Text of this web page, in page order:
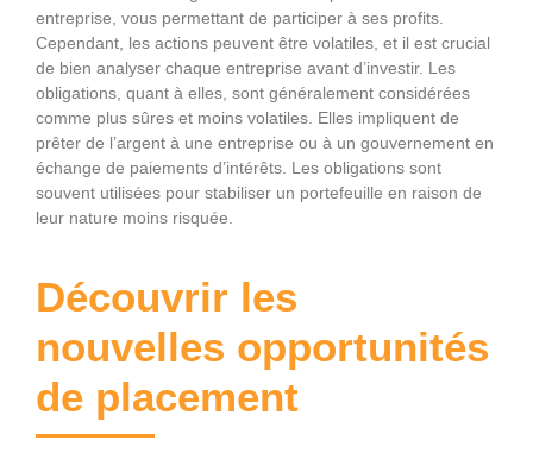
entreprise, vous permettant de participer à ses profits.
Cependant, les actions peuvent être volatiles, et il est crucial
de bien analyser chaque entreprise avant d’investir. Les
obligations, quant à elles, sont généralement considérées
comme plus sûres et moins volatiles. Elles impliquent de
prêter de l’argent à une entreprise ou à un gouvernement en
échange de paiements d’intérêts. Les obligations sont
souvent utilisées pour stabiliser un portefeuille en raison de
leur nature moins risquée.
Découvrir les
nouvelles opportunités
de placement